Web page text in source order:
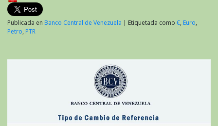
Publicada en Banco Central de Venezuela | Etiquetada como €, Euro,
Petro, PTR